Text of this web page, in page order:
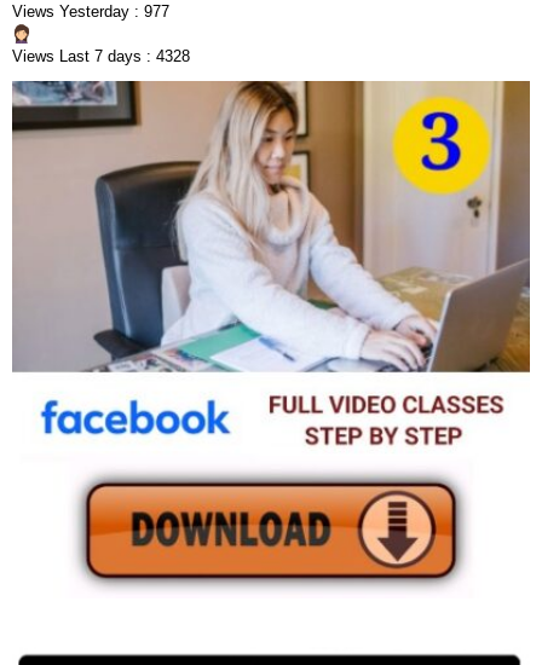
Views Yesterday : 977
Views Last 7 days : 4328